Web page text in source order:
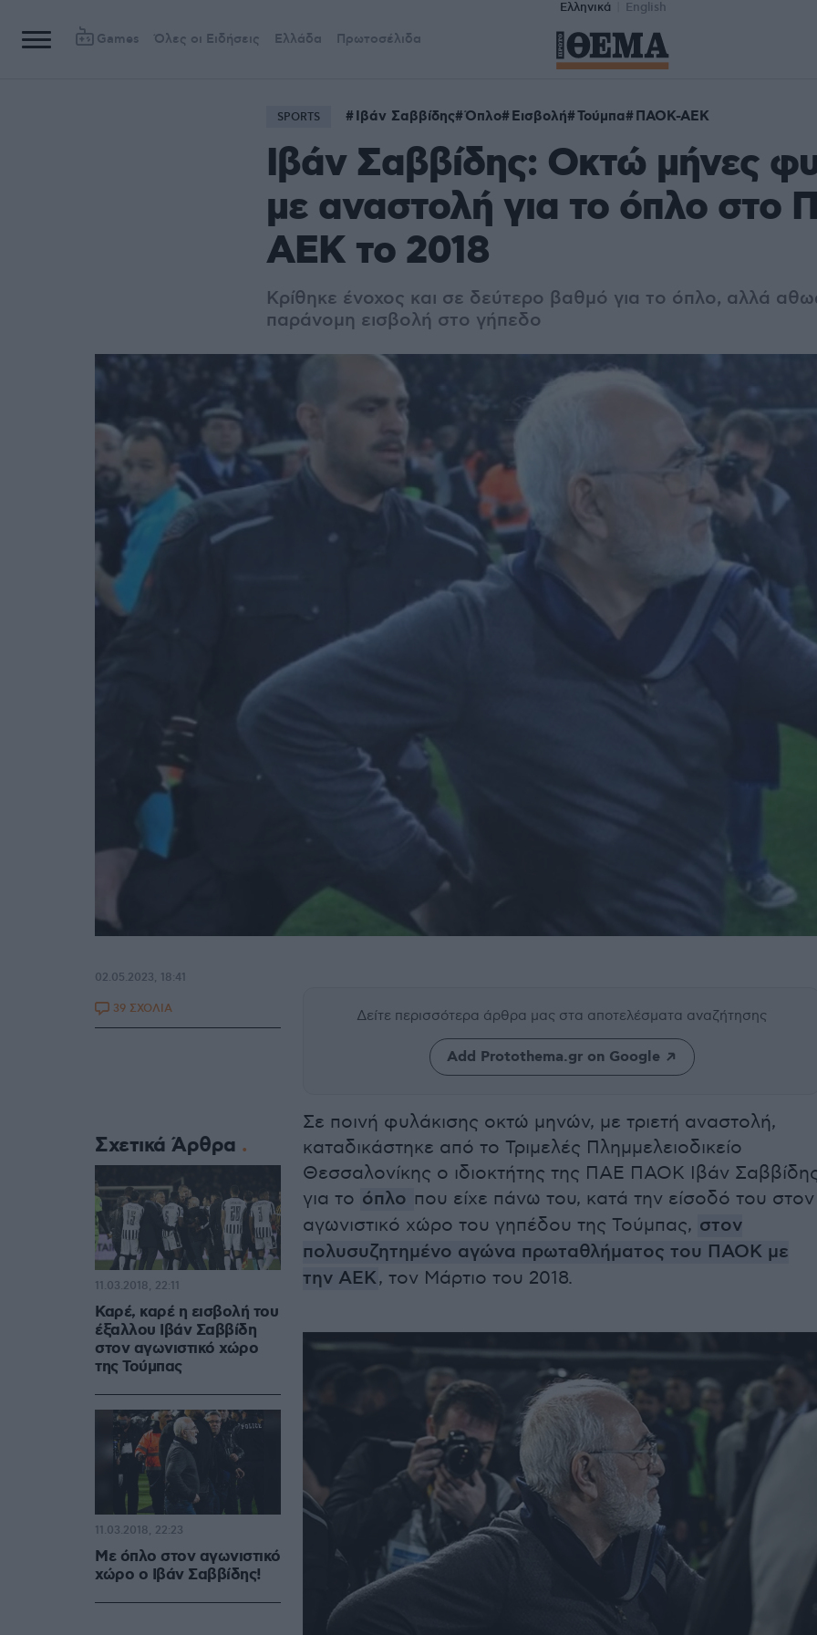
Ελληνικά English
Games Όλες οι Ειδήσεις Ελλάδα Πρωτοσέλιδα
SPORTS Ιβάν Σαββίδης Όπλο Εισβολή Τούμπα ΠΑΟΚ-ΑΕK
Ιβάν Σαββίδης: Οκτώ μήνες
με αναστολή για το όπλο στο
ΑΕΚ το 2018
Κρίθηκε ένοχος και σε δεύτερο βαθμό για το όπλο, αλλά
παράνομη εισβολή στο γήπεδο
Δείτε περισσότερα άρθρα μας στα αποτελέσματα αναζήτησης
Add Protothema.gr on Google
Σε ποινή φυλάκισης οκτώ μηνών, με τριετή αναστολή,
καταδικάστηκε από το Τριμελές Πλημμελειοδικείο
Θεσσαλονίκης ο ιδιοκτήτης της ΠΑΕ ΠΑΟΚ Ιβάν
για το όπλο που είχε πάνω του, κατά την είσοδό του στον
αγωνιστικό χώρο του γηπέδου της Τούμπας, στον
πολυσυζητημένο αγώνα πρωταθλήματος του ΠΑΟΚ με
την ΑΕΚ, τον Μάρτιο του 2018.
02.05.2023, 18:41
39 ΣΧΟΛΙΑ
Σχετικά Άρθρα
Καρέ, καρέ η εισβολή του
έξαλλου Ιβάν Σαββίδη
στον αγωνιστικό χώρο
της Τούμπας
11.03.2018, 22:11
Με όπλο στον αγωνιστικό
χώρο ο Ιβάν Σαββίδης!
11.03.2018, 22:23